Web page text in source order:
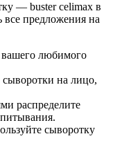
— buster celimax в
предложения на
любимого
сыворотки на лицо,
распределите
сыворотку